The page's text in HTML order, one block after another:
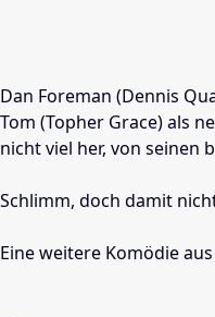
Dan Foreman (Dennis
Tom (Topher Grace) als
nicht viel her, von seinen
Schlimm, doch damit
Eine weitere Komödie